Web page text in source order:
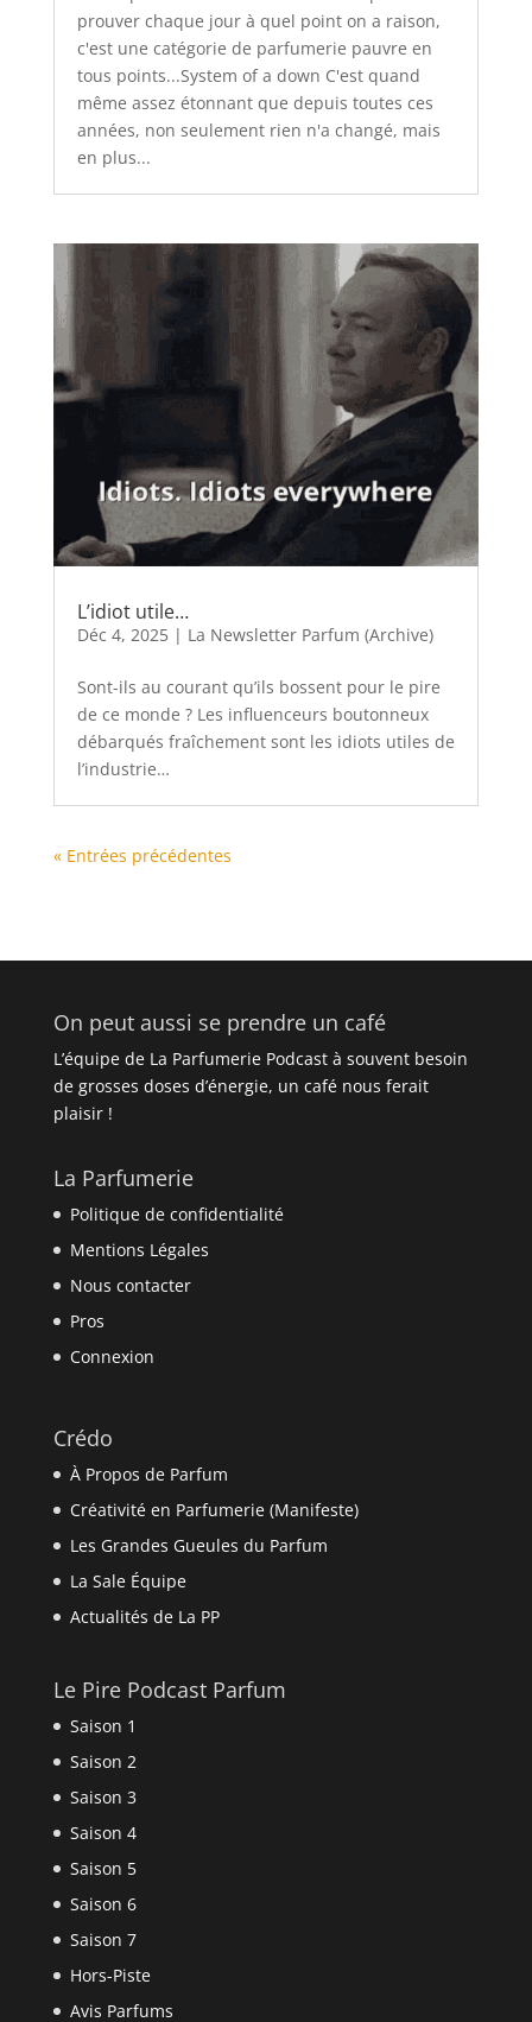
prouver chaque jour à quel point on a raison,
c'est une catégorie de parfumerie pauvre en
tous points...System of a down C'est quand
même assez étonnant que depuis toutes ces
années, non seulement rien n'a changé, mais
en plus...
L’idiot utile…
Déc 4, 2025| La Newsletter Parfum (Archive)
Sont-ils au courant qu’ils bossent pour le pire
de ce monde ? Les influenceurs boutonneux
débarqués fraîchement sont les idiots utiles de
l’industrie…
« Entrées précédentes
On peut aussi se prendre un café
L’équipe de La Parfumerie Podcast à souvent besoin
de grosses doses d’énergie, un café nous ferait
plaisir !
La Parfumerie
Politique de confidentialité
Mentions Légales
Nous contacter
Pros
Connexion
Crédo
À Propos de Parfum
Créativité en Parfumerie (Manifeste)
Les Grandes Gueules du Parfum
La Sale Équipe
Actualités de La PP
Le Pire Podcast Parfum
Saison 1
Saison 2
Saison 3
Saison 4
Saison 5
Saison 6
Saison 7
Hors-Piste
Avis Parfums